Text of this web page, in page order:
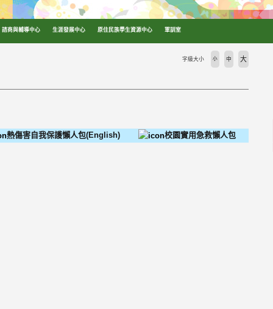
諮商與輔導中心 生涯發展中心 原住民族學生資源中心 軍訓室
字級大小 小 中 大
熱傷害自我保護懶人包(English)
校園實用急救懶人包